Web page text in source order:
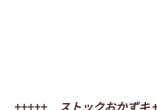
+++++ ストックおかずキ